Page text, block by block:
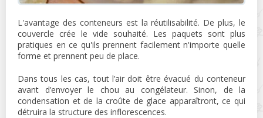
L'avantage des conteneurs est la réutilisabilité. De plus, le
couvercle crée le vide souhaité. Les paquets sont plus
pratiques en ce qu'ils prennent facilement n'importe quelle
forme et prennent peu de place.
Dans tous les cas, tout l’air doit être évacué du conteneur
avant d’envoyer le chou au congélateur. Sinon, de la
condensation et de la croûte de glace apparaîtront, ce qui
détruira la structure des inflorescences.